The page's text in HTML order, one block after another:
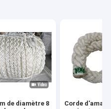
de diamètre 8
Corde